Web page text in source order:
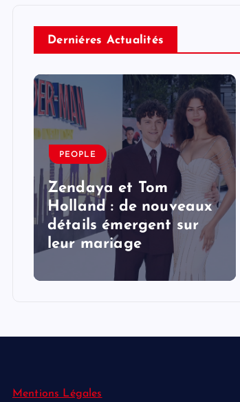
Derniéres Actualités
PEOPLE
Zendaya et Tom
Holland : de nouveaux
détails émergent sur
leur mariage
Mentions Légales